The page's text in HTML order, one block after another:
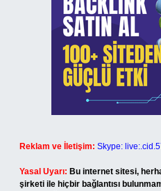
Reklam ve İletişim: Skype:
Yasal Uyarı: Bu internet sitesi,
şirketi ile hiçbir bağlantısı